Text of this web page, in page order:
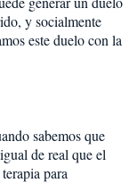
y socialmente
este duelo con la
sabemos que
de real que el
para